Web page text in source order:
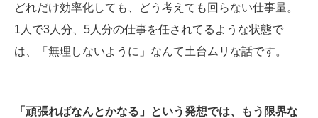
どれだけ効率化しても、どう考えても回らない仕事量。
1人で3人分、5人分の仕事を任されてるような状態で
は、「無理しないように」なんて土台ムリな話です。
「頑張ればなんとかなる」という発想では、もう限界な